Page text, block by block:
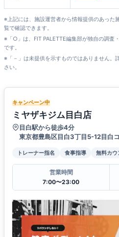
※上記には、施設運営者から情報提供のあった
覧で確認できます。
※「○」は、FIT PALETTE編集部が独自の調査
です。
※「－」は未提供を示すものではありません。
さい。
キャンペーン中
ミヤザキジム目白店
目白駅から徒歩4分
東京都豊島区目白3丁目5-12目白
トレーナー指名 食事指導 無料カウ
営業時間
7:00〜23:00